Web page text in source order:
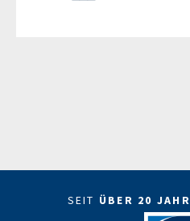
SEIT ÜBER 20